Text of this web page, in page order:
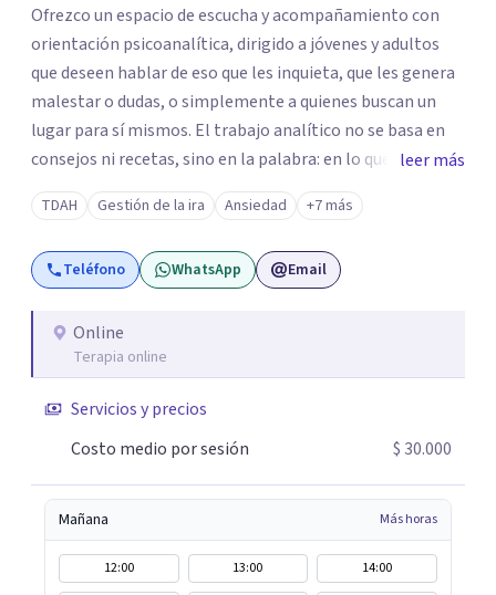
Ofrezco un espacio de escucha y acompañamiento con
orientación psicoanalítica, dirigido a jóvenes y adultos
que deseen hablar de eso que les inquieta, que les genera
malestar o dudas, o simplemente a quienes buscan un
lugar para sí mismos. El trabajo analítico no se basa en
consejos ni recetas, sino en la palabra: en lo que cada
quien puede decir de su historia, de su deseo, de su
malestar... En el encuentro con un analista se abre la
posibilidad de pensar de otro modo eso que hasta ahora
parecía sin salida.
leer más
TDAH Gestión de la ira Ansiedad +7 más
Teléfono WhatsApp Email
Online
Terapia online
Servicios y precios
Costo medio por sesión
$ 30.000
Mañana Más horas
12:00 13:00
14:00